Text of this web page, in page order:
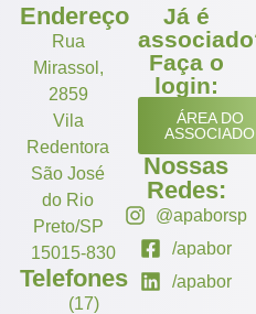
Endereço
Rua
Mirassol,
2859
Vila
Redentora
São José
do Rio
Preto/SP
15015-830
Telefones
(17)
Já é
Faça o
login:
ÁREA DO
ASSOCIADO
Nossas
Redes:
@apaborsp
/apabor
/apabor